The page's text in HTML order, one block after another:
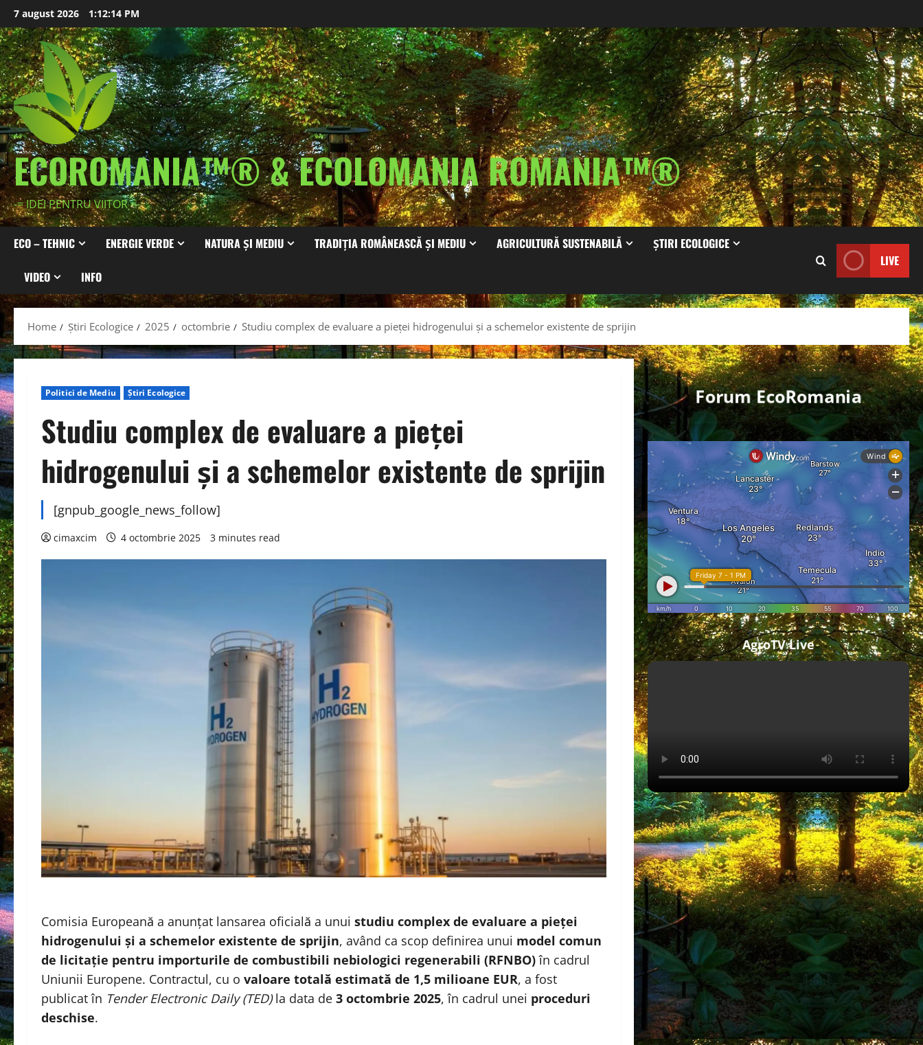
Skip
to
content
7 august 2026 1:12:16 PM
ECOROMANIA™® & ECOLOMANIA ROMANIA™®
-= IDEI PENTRU VIITOR =-
ECO – TEHNIC ENERGIE VERDE NATURA ȘI MEDIU TRADIȚIA ROMÂNEASCĂ ȘI MEDIU AGRICULTURĂ SUSTENABILĂ ȘTIRI ECOLOGICE
VIDEO INFO
LIVE
Home Știri Ecologice 2025 octombrie Studiu complex de evaluare a pieței hidrogenului și a schemelor existente de sprijin
Politici de Mediu Știri Ecologice
Studiu complex de evaluare a pieței
hidrogenului și a schemelor existente de sprijin
[gnpub_google_news_follow]
cimaxcim 4 octombrie 2025 3 minutes read
Comisia Europeană a anunțat lansarea oficială a unui studiu complex de evaluare a pieței
hidrogenului și a schemelor existente de sprijin, având ca scop definirea unui model comun
de licitație pentru importurile de combustibili nebiologici regenerabili (RFNBO)în cadrul
Uniunii Europene. Contractul, cu o valoare totală estimată de 1,5 milioane EUR, a fost
publicat în Tender Electronic Daily (TED)la data de 3 octombrie 2025, în cadrul unei proceduri
deschise.
Forum EcoRomania
AgroTV Live